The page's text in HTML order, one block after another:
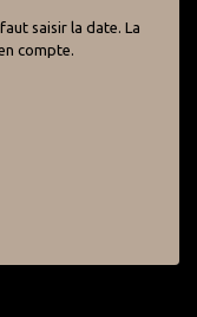
saisir la date. La
compte.